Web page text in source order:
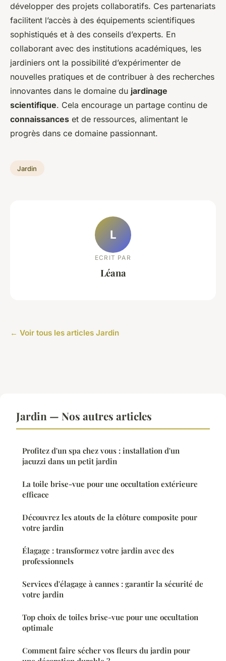
développer des projets collaboratifs. Ces partenariats
facilitent l’accès à des équipements scientifiques
sophistiqués et à des conseils d’experts. En
collaborant avec des institutions académiques, les
jardiniers ont la possibilité d’expérimenter de
nouvelles pratiques et de contribuer à des recherches
innovantes dans le domaine du jardinage
scientifique. Cela encourage un partage continu de
connaissances et de ressources, alimentant le
progrès dans ce domaine passionnant.
Jardin
L
ECRIT PAR
Léana
← Voir tous les articles Jardin
Jardin — Nos autres articles
Profitez d'un spa chez vous : installation d'un
jacuzzi dans un petit jardin
La toile brise-vue pour une occultation extérieure
efficace
Découvrez les atouts de la clôture composite pour
votre jardin
Élagage : transformez votre jardin avec des
professionnels
Services d'élagage à cannes : garantir la sécurité de
votre jardin
Top choix de toiles brise-vue pour une occultation
optimale
Comment faire sécher vos fleurs du jardin pour